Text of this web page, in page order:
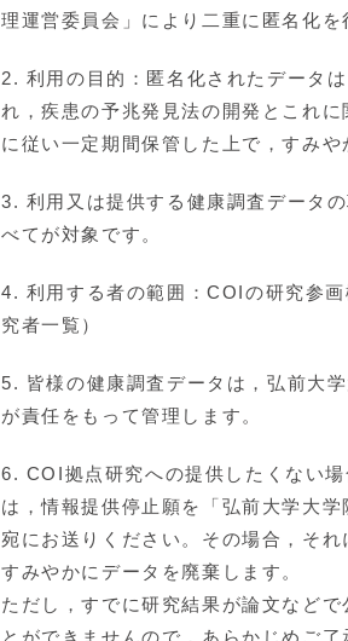
理運営委員会」により二重に匿名化
2. 利用の目的：匿名化されたデータ
れ，疾患の予兆発見法の開発とこれ
に従い一定期間保管した上で，すみや
3. 利用又は提供する健康調査データ
べてが対象です。
4. 利用する者の範囲：COIの研究参
究者一覧）
5. 皆様の健康調査データは，弘前
が責任をもって管理します。
6. COI拠点研究への提供したくない
は，情報提供停止願を「弘前大学
宛にお送りください。その場合，そ
すみやかにデータを廃棄します。
ただし，すでに研究結果が論文など
とができませんので，あらかじめご